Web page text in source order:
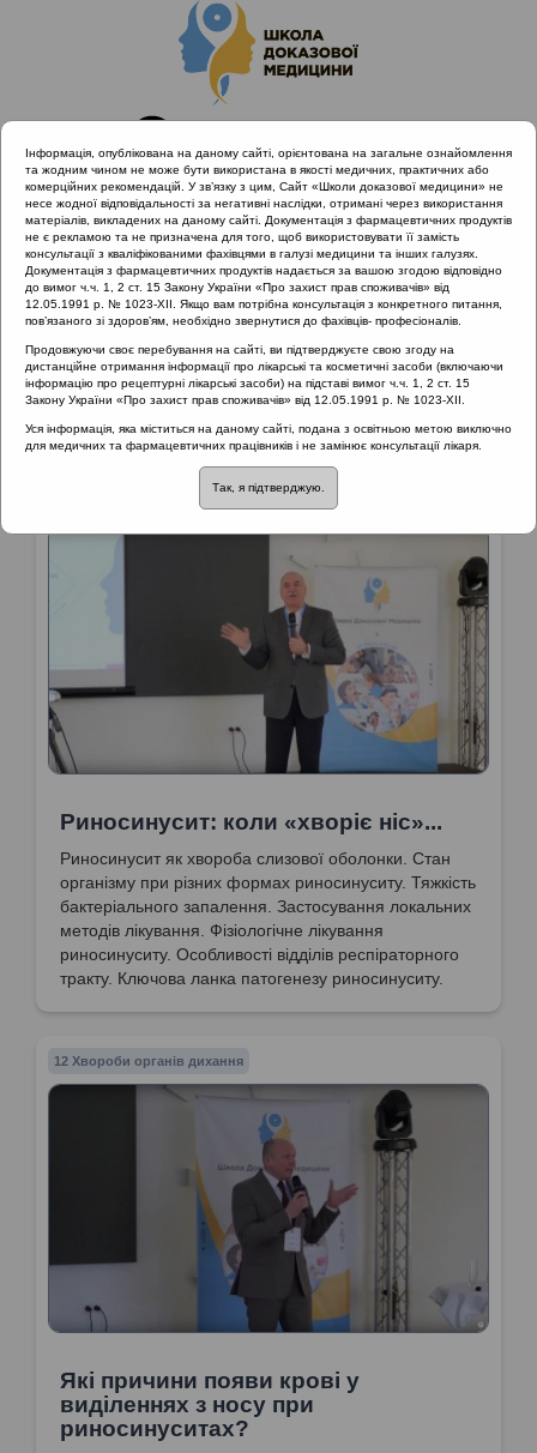
Головна Матеріали за МКХ-11
Матеріали за МКХ-11:: 12 Хвороби органів
дихання
Рубрика:
Рубрика:
12 Хвороби органів дихання
Риносинусит: коли «хворіє ніс‎»...
Риносинусит як хвороба слизової оболонки. Стан
організму при різних формах риносинуситу. Тяжкість
бактеріального запалення. Застосування локальних
методів лікування. Фізіологічне лікування
риносинуситу. Особливості відділів респіраторного
тракту. Ключова ланка патогенезу риносинуситу.
12 Хвороби органів дихання
Які причини появи крові у
виділеннях з носу при
риносинуситах?
Інформація, опублікована на даному сайті, орієнтована на загальне ознайомлення
та жодним чином не може бути використана в якості медичних, практичних або
комерційних рекомендацій. У зв’язку з цим, Сайт «Школи доказової медицини» не
несе жодної відповідальності за негативні наслідки, отримані через використання
матеріалів, викладених на даному сайті. Документація з фармацевтичних продуктів
не є рекламою та не призначена для того, щоб використовувати її замість
консультації з кваліфікованими фахівцями в галузі медицини та інших галузях.
Документація з фармацевтичних продуктів надається за вашою згодою відповідно
до вимог ч.ч. 1, 2 ст. 15 Закону України «Про захист прав споживачів» від
12.05.1991 р. № 1023-XII. Якщо вам потрібна консультація з конкретного питання,
пов’язаного зі здоров’ям, необхідно звернутися до фахівців- професіоналів.
Продовжуючи своє перебування на сайті, ви підтверджуєте свою згоду на
дистанційне отримання інформації про лікарські та косметичні засоби (включаючи
інформацію про рецептурні лікарські засоби) на підставі вимог ч.ч. 1, 2 ст. 15
Закону України «Про захист прав споживачів» від 12.05.1991 р. № 1023-XII.
Уся інформація, яка міститься на даному сайті, подана з освітньою метою виключно
для медичних та фармацевтичних працівників і не замінює консультації лікаря.
Так, я підтверджую.